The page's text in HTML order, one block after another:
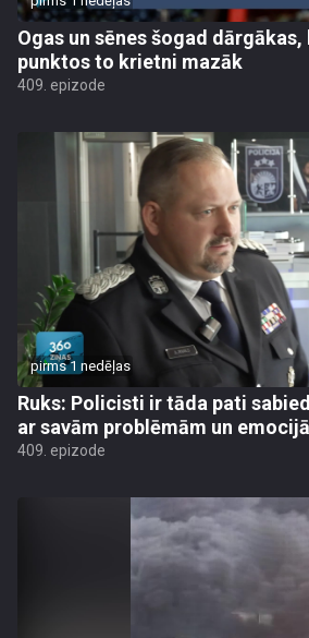
Ogas un sēnes šogad
punktos to krietni mazāk
409. epizode
pirms 1 nedēļas
Ruks: Policisti ir tāda pati
ar savām problēmām un
409. epizode